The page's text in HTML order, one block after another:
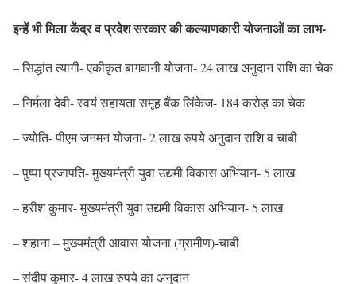
इन्हें भी मिला केंद्र व प्रदेश सरकार की कल्याणकारी योजनाओं का लाभ-
– सिद्धांत त्यागी- एकीकृत बागवानी योजना- 24 लाख अनुदान राशि का चेक
– निर्मला देवी- स्वयं सहायता समूह बैंक लिंकेज- 184 करोड़ का चेक
– ज्योति- पीएम जनमन योजना- 2 लाख रुपये अनुदान राशि व चाबी
– पुष्पा प्रजापति- मुख्यमंत्री युवा उद्यमी विकास अभियान- 5 लाख
– हरीश कुमार- मुख्यमंत्री युवा उद्यमी विकास अभियान- 5 लाख
– शहाना – मुख्यमंत्री आवास योजना (ग्रामीण)-चाबी
– संदीप कुमार- 4 लाख रुपये का अनुदान